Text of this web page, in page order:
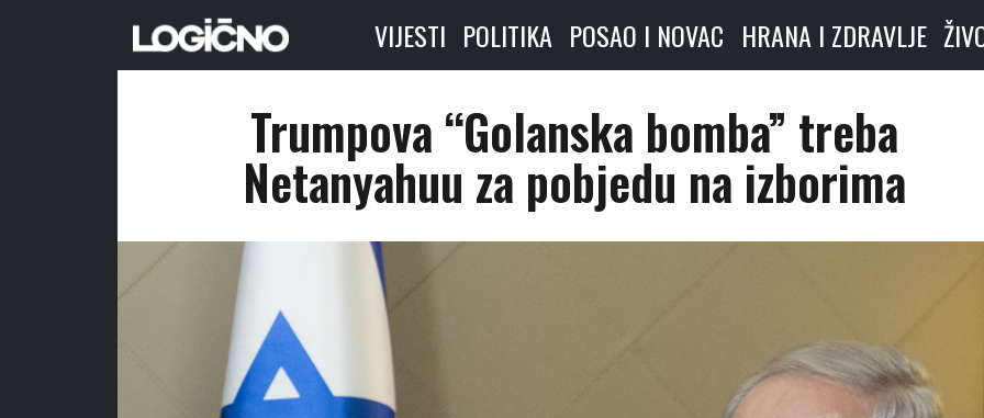
VIJESTI POLITIKA POSAO I NOVAC HRANA I ZDRAVLJE
Trumpova “Golanska bomba” treba
Netanyahuu za pobjedu na izborima